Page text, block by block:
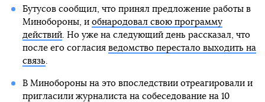
Бутусов сообщил, что принял предложение работы в
Минобороны, и обнародовал свою программу
действий. Но уже на следующий день рассказал, что
после его согласия ведомство перестало выходить на
связь.
В Минобороны на это впоследствии отреагировали и
пригласили журналиста на собеседование на 10